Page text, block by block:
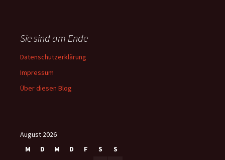
Sie sind am Ende
Datenschutzerklärung
Impressum
Über diesen Blog
August 2026
M
D M D F S
S